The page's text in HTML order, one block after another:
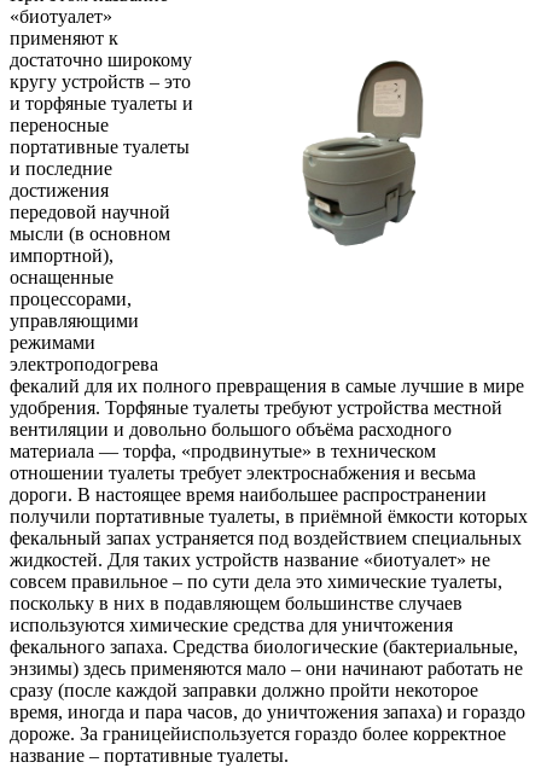
«биотуалет»
применяют к
достаточно широкому
кругу устройств – это
и торфяные туалеты и
переносные
портативные туалеты
и последние
достижения
передовой научной
мысли (в основном
импортной),
оснащенные
процессорами,
управляющими
режимами
электроподогрева
фекалий для их полного превращения в самые лучшие в мире
удобрения. Торфяные туалеты требуют устройства местной
вентиляции и довольно большого объёма расходного
материала — торфа, «продвинутые» в техническом
отношении туалеты требует электроснабжения и весьма
дороги. В настоящее время наибольшее распространении
получили портативные туалеты, в приёмной ёмкости которых
фекальный запах устраняется под воздействием специальных
жидкостей. Для таких устройств название «биотуалет» не
совсем правильное – по сути дела это химические туалеты,
поскольку в них в подавляющем большинстве случаев
используются химические средства для уничтожения
фекального запаха. Средства биологические (бактериальные,
энзимы) здесь применяются мало – они начинают работать не
сразу (после каждой заправки должно пройти некоторое
время, иногда и пара часов, до уничтожения запаха) и гораздо
дороже. За границейиспользуется гораздо более корректное
название – портативные туалеты.